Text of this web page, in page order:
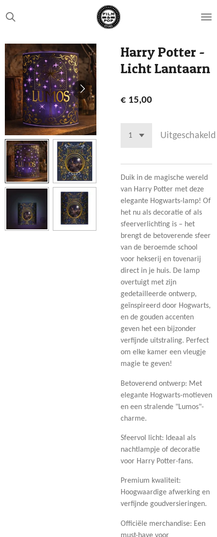
Ga
direct
de
hoofdinhoud
Harry Potter -
Licht Lantaarn
€ 15,00
Uitgeschakeld
Duik in de magische wereld
van Harry Potter met deze
elegante Hogwarts-lamp! Of
het nu als decoratie of als
sfeerverlichting is – het
brengt de betoverende sfeer
van de beroemde school
voor hekserij en tovenarij
direct in je huis. De lamp
overtuigt met zijn
gedetailleerde ontwerp,
geïnspireerd door Hogwarts,
en de gouden accenten
geven het een bijzonder
verfijnde uitstraling. Perfect
om elke kamer een vleugje
magie te geven!
Betoverend ontwerp: Met
elegante Hogwarts-motieven
en een stralende "Lumos"-
charme.
Sfeervol licht: Ideaal als
nachtlampje of decoratie
voor Harry Potter-fans.
Premium kwaliteit:
Hoogwaardige afwerking en
verfijnde goudversieringen.
Officiële merchandise: Een
must-have voor